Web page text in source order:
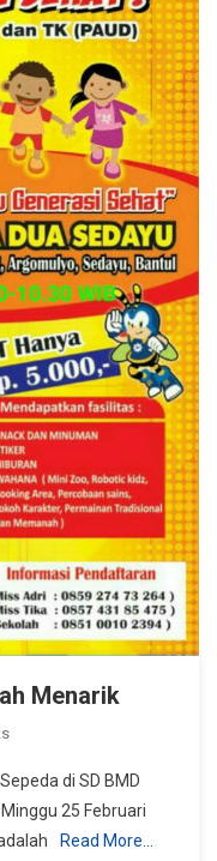
Menarik
On
Sehat
Anak
Berhadiah
di SD BMD
25 Februari
Read More…